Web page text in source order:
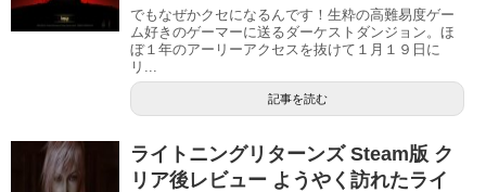
でもなぜかクセになるんです！生粋の高難易度ゲー
ム好きのゲーマーに送るダーケストダンジョン。ほ
ぼ１年のアーリーアクセスを抜けて１月１９日に
リ...
記事を読む
ライトニングリターンズ Steam版 ク
リア後レビュー ようやく訪れたライ